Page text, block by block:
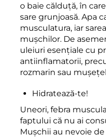
o baie călduță, în
sare grunjoasă. Apa
musculatura, iar
mușchilor. De
uleiuri esențiale cu
antiinflamatorii,
rozmarin sau
Hidratează-te!
Uneori, febra
faptului că nu ai
Muşchii au nevoie